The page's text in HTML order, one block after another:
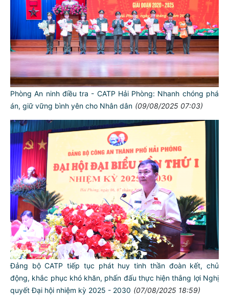
Phòng An ninh điều tra - CATP Hải Phòng: Nhanh chóng phá
án, giữ vững bình yên cho Nhân dân (09/08/2025 07:03)
Đảng bộ CATP tiếp tục phát huy tinh thần đoàn kết, chủ
động, khắc phục khó khăn, phấn đấu thực hiện thắng lợi Nghị
quyết Đại hội nhiệm kỳ 2025 - 2030 (07/08/2025 18:59)